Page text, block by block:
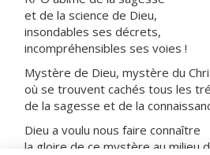
et de la science de Dieu,
insondables ses décrets,
incompréhensibles ses voies !
Mystère de Dieu, mystère du
où se trouvent cachés tous les
de la sagesse et de la
Dieu a voulu nous faire connaître
la gloire de ce mystère au milieu